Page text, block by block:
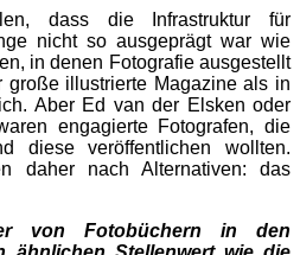
dass die Infrastruktur für
nicht so ausgeprägt war wie
in denen Fotografie ausgestellt
große illustrierte Magazine als in
Aber Ed van der Elsken oder
engagierte Fotografen, die
diese veröffentlichen wollten.
daher nach Alternativen: das
von Fotobüchern in den